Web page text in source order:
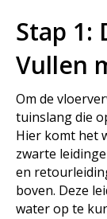
Stap 1:
Vullen
Om de
tuinslang die
Hier komt het
zwarte
en
boven. Deze
water op te